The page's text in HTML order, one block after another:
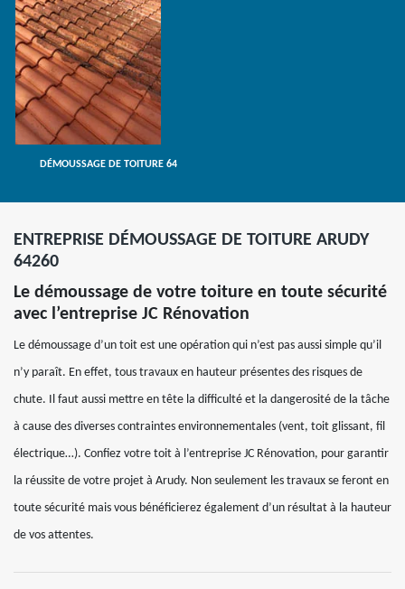
DÉMOUSSAGE DE TOITURE 64
ENTREPRISE DÉMOUSSAGE DE TOITURE ARUDY
64260
Le démoussage de votre toiture en toute sécurité
avec l’entreprise JC Rénovation
Le démoussage d’un toit est une opération qui n’est pas aussi simple qu’il
n’y paraît. En effet, tous travaux en hauteur présentes des risques de
chute. Il faut aussi mettre en tête la difficulté et la dangerosité de la tâche
à cause des diverses contraintes environnementales (vent, toit glissant, fil
électrique…). Confiez votre toit à l’entreprise JC Rénovation, pour garantir
la réussite de votre projet à Arudy. Non seulement les travaux se feront en
toute sécurité mais vous bénéficierez également d’un résultat à la hauteur
de vos attentes.